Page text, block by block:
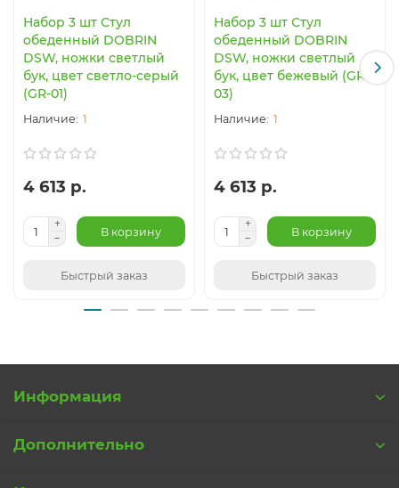
Набор 3 шт Стул
обеденный DOBRIN
DSW, ножки светлый
бук, цвет светло-серый
(GR-01)
1
4 613 р.
В корзину
Быстрый заказ
Набор 3 шт Стул
обеденный DOBRIN
DSW, ножки светлый
бук, цвет бежевый (GR-
03)
1
4 613 р.
В корзину
Быстрый заказ
Информация
Дополнительно